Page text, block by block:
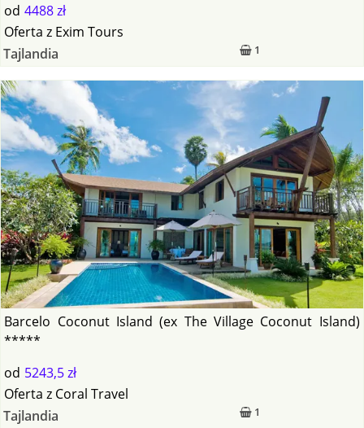
od 4488 zł
1
Oferta z Exim Tours
Tajlandia
Barcelo Coconut Island (ex The Village Coconut Island)
*****
od 5243,5 zł
1
Oferta z Coral Travel
Tajlandia